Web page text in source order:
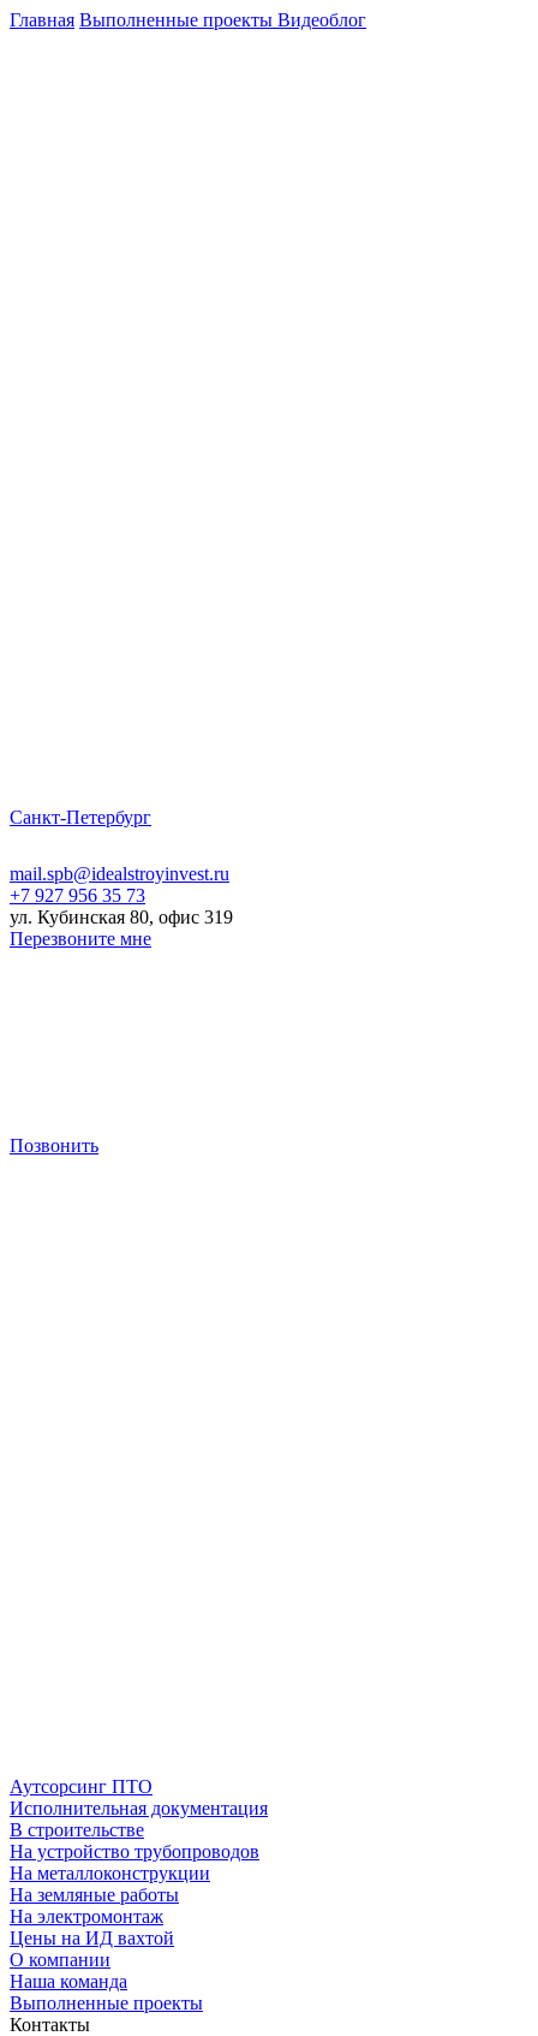
Главная Выполненные проекты Видеоблог
Санкт-Петербург
mail.spb@idealstroyinvest.ru
+7 927 956 35 73
ул. Кубинская 80, офис 319
Перезвоните мне
Позвонить
Аутсорсинг ПТО
Исполнительная документация
В строительстве
На устройство трубопроводов
На металлоконструкции
На земляные работы
На электромонтаж
Цены на ИД вахтой
О компании
Наша команда
Выполненные проекты
Контакты